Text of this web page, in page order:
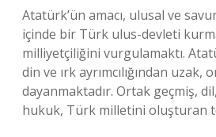
Atatürk’ün amacı, ulusal ve
içinde bir Türk ulus-devleti
milliyetçiliğini vurgulamaktı.
din ve ırk ayrımcılığından uzak,
dayanmaktadır. Ortak geçmiş,
hukuk, Türk milletini oluşturan